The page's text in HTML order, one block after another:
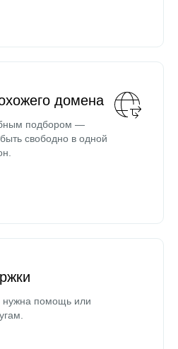
домена
подбором —
свободно в одной
помощь или